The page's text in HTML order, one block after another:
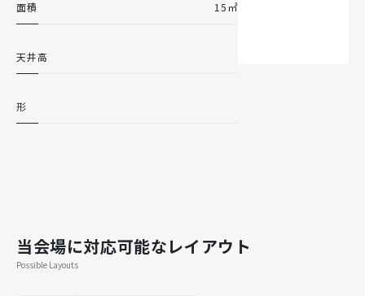
面積 15㎡
天井高
形
当会場に対応可能なレイアウト
Possible Layouts